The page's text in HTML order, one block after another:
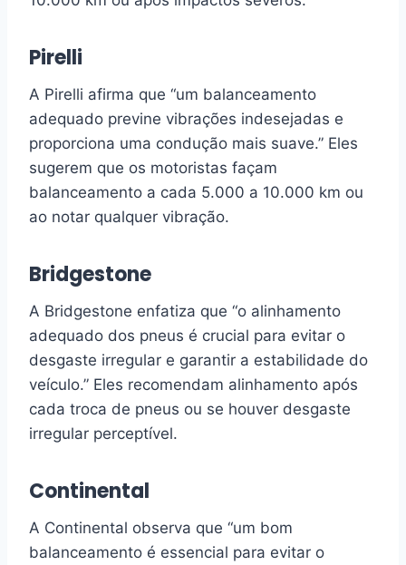
Pirelli
A Pirelli afirma que “um balanceamento
adequado previne vibrações indesejadas e
proporciona uma condução mais suave.” Eles
sugerem que os motoristas façam
balanceamento a cada 5.000 a 10.000 km ou
ao notar qualquer vibração.
Bridgestone
A Bridgestone enfatiza que “o alinhamento
adequado dos pneus é crucial para evitar o
desgaste irregular e garantir a estabilidade do
veículo.” Eles recomendam alinhamento após
cada troca de pneus ou se houver desgaste
irregular perceptível.
Continental
A Continental observa que “um bom
balanceamento é essencial para evitar o